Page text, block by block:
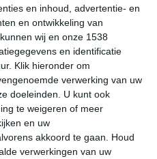
en inhoud, advertentie- en
en ontwikkeling van
wij en onze 1538
en identificatie
Klik hieronder om
verwerking van uw
doeleinden. U kunt ook
te weigeren of meer
en uw
akkoord te gaan.
Houd
verwerkingen van uw
wo
32° 11°
do
34° 14°
15°C